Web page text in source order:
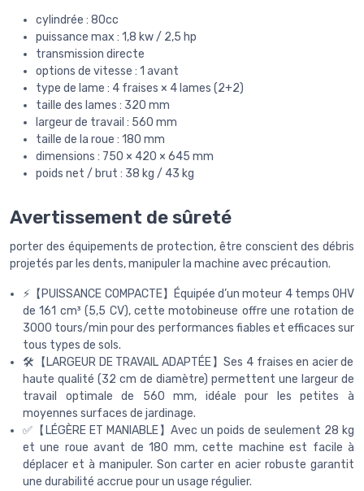
cylindrée : 80cc
puissance max : 1,8 kw / 2,5 hp
transmission directe
options de vitesse : 1 avant
type de lame : 4 fraises × 4 lames (2+2)
taille des lames : 320 mm
largeur de travail : 560 mm
taille de la roue : 180 mm
dimensions : 750 × 420 × 645 mm
poids net / brut : 38 kg / 43 kg
Avertissement de sûreté
porter des équipements de protection, être conscient des débris
projetés par les dents, manipuler la machine avec précaution.
⚡【PUISSANCE COMPACTE】Équipée d’un moteur 4 temps OHV
de 161 cm³ (5,5 CV), cette motobineuse offre une rotation de
3000 tours/min pour des performances fiables et efficaces sur
tous types de sols.
🛠️【LARGEUR DE TRAVAIL ADAPTÉE】Ses 4 fraises en acier de
haute qualité (32 cm de diamètre) permettent une largeur de
travail optimale de 560 mm, idéale pour les petites à
moyennes surfaces de jardinage.
✅【LÉGÈRE ET MANIABLE】Avec un poids de seulement 28 kg
et une roue avant de 180 mm, cette machine est facile à
déplacer et à manipuler. Son carter en acier robuste garantit
une durabilité accrue pour un usage régulier.